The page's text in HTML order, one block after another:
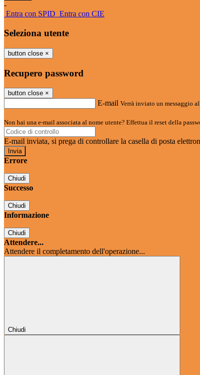
-
Entra con SPID Entra con CIE
Seleziona utente
button close ×
Recupero password
button close ×
E-mail Verrà inviato un messaggio
Non hai una e-mail associata al nome utente? Effettua il reset della
E-mail inviata, si prega di controllare la casella di posta
Errore
Chiudi
Successo
Chiudi
Informazione
Chiudi
Attendere...
Attendere il completamento dell'operazione...
Chiudi